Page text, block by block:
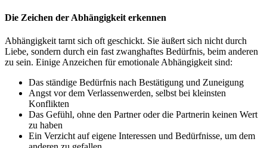
Die Zeichen der Abhängigkeit erkennen
Abhängigkeit tarnt sich oft geschickt. Sie äußert sich nicht durch
Liebe, sondern durch ein fast zwanghaftes Bedürfnis, beim anderen
zu sein. Einige Anzeichen für emotionale Abhängigkeit sind:
Das ständige Bedürfnis nach Bestätigung und Zuneigung
Angst vor dem Verlassenwerden, selbst bei kleinsten
Konflikten
Das Gefühl, ohne den Partner oder die Partnerin keinen Wert
zu haben
Ein Verzicht auf eigene Interessen und Bedürfnisse, um dem